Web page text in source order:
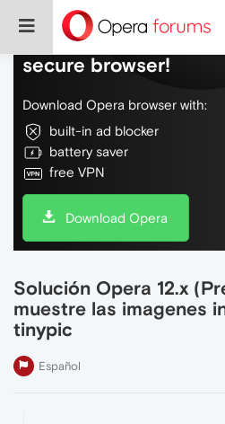
Do more on the web,
secure browser!
Download Opera browser with:
built-in ad blocker
battery saver
free VPN
Download Opera
Solución Opera 12.x
muestre las imagenes
tinypic
Español